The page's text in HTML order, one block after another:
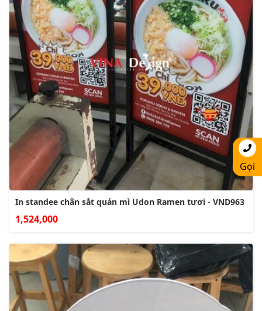
In standee chân sắt quán mì Udon Ramen tươi - VND963
1,524,000
Gọi